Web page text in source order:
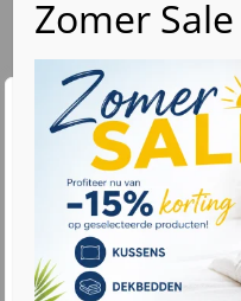
Wij waarderen
We gebruiken cookies
verbeteren,
weer te geven en ons
"Alles accepteren" te
gebruik van cookies.
met uw gegevens
Mediform HR55
Kern Geprofileerd (5
Verkrijgbaar in 4
Nederlands
Bekijk product